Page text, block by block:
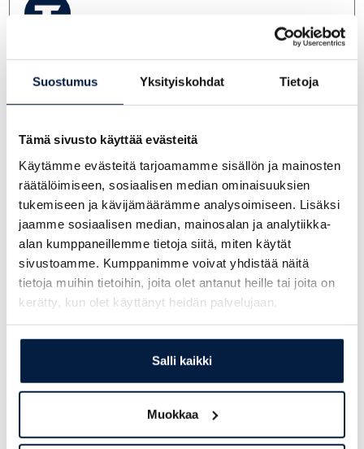
Suostumus Yksityiskohdat Tietoja
Tämä sivusto käyttää evästeitä
Käytämme evästeitä tarjoamamme sisällön ja mainosten
räätälöimiseen, sosiaalisen median ominaisuuksien
tukemiseen ja kävijämäärämme analysoimiseen. Lisäksi
jaamme sosiaalisen median, mainosalan ja analytiikka-
alan kumppaneillemme tietoja siitä, miten käytät
sivustoamme. Kumppanimme voivat yhdistää näitä
tietoja muihin tietoihin, joita olet antanut heille tai joita on
kerätty, kun olet käyttänyt heidän palvelujaan.
Salli kaikki
Muokkaa
telakone@telakone.com
Miikka Läntinen
+358 405244966
miikka.lantinen@telakone.com
Veijo Repo
+358 400 867 730
veijo.repo@telakone.com
pauli.seppala@telakone.com